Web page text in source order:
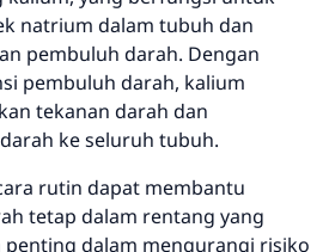
natrium dalam tubuh dan
pembuluh darah. Dengan
pembuluh darah, kalium
tekanan darah dan
ke seluruh tubuh.
rutin dapat membantu
tetap dalam rentang yang
dalam mengurangi risiko